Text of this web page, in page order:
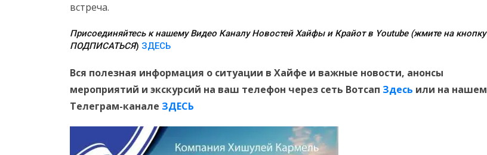
встреча.
Присоединяйтесь к нашему Видео Каналу Новостей Хайфы и Крайот в Youtube (жмите на кнопку
ПОДПИСАТЬСЯ) ЗДЕСЬ
Вся полезная информация о ситуации в Хайфе и важные новости, анонсы
мероприятий и экскурсий на ваш телефон через сеть Вотсап Здесь или на нашем
Телеграм-канале ЗДЕСЬ